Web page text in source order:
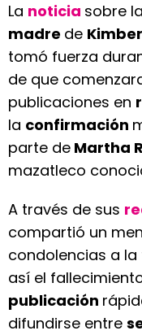
La noticia sobre
madre de
tomó fuerza
de que
publicaciones en
la confirmación
parte de Martha
mazatleco
A través de sus
compartió un
condolencias a la
así el
publicación
difundirse entre